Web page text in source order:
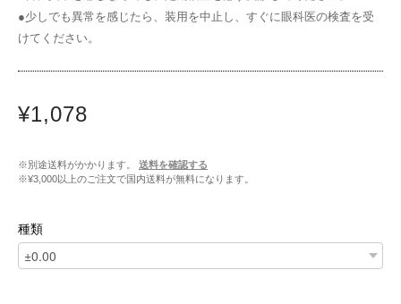
●少しでも異常を感じたら、装用を中止し、すぐに眼科医の検査を受
けてください。
¥1,078
※別途送料がかかります。
送料を確認する
※¥3,000以上のご注文で国内送料が無料になります。
種類